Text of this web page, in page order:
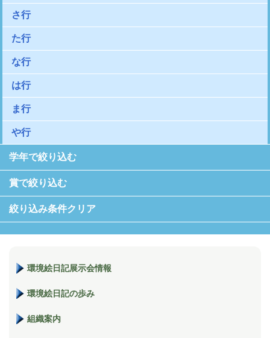
さ行
た行
な行
は行
ま行
や行
学年で絞り込む
賞で絞り込む
絞り込み条件クリア
環境絵日記展示会情報
環境絵日記の歩み
組織案内